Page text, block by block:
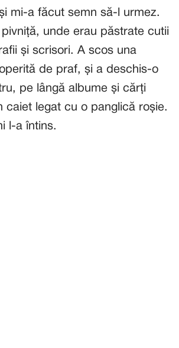
mi-a făcut semn să-l urmez.
unde erau păstrate cutii
și scrisori. A scos una
de praf, și a deschis-o
pe lângă albume și cărți
caiet legat cu o panglică roșie.
l-a întins.